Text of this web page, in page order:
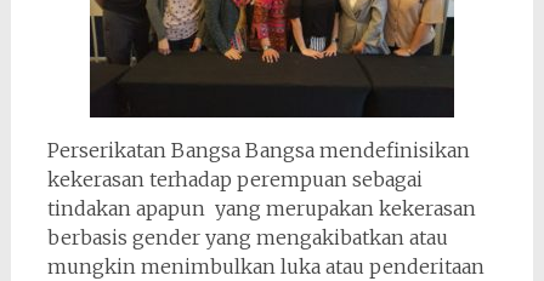
Perserikatan Bangsa Bangsa mendefinisikan
kekerasan terhadap perempuan sebagai
tindakan apapun yang merupakan kekerasan
berbasis gender yang mengakibatkan atau
mungkin menimbulkan luka atau penderitaan